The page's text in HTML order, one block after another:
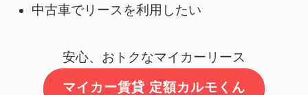
中古車でリースを利用したい
安心、おトクなマイカーリース
マイカー賃貸 定額カルモくん